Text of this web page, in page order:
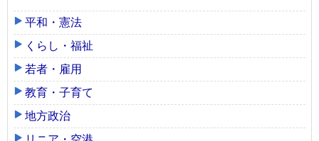
平和・憲法
くらし・福祉
若者・雇用
教育・子育て
地方政治